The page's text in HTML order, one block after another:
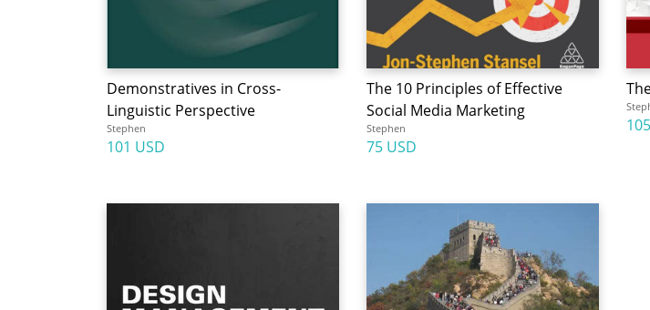
Demonstratives in Cross-
Linguistic Perspective
Stephen
101 USD
The 10 Principles of Effective
Social Media Marketing
Stephen
75 USD